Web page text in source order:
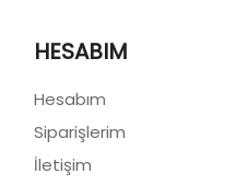
HESABIM
Hesabım
Siparişlerim
İletişim